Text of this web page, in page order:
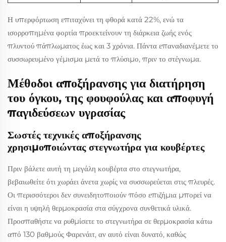
Η υπερφόρτωση επιταχύνει τη φθορά κατά 22%, ενώ τα
ισορροπημένα φορτία προεκτείνουν τη διάρκεια ζωής ενός
πλυντού πάπλωματος έως και 3 χρόνια. Πάντα επαναδιανέμετε το
συσσωρευμένο γέμισμα μετά το πλύσιμο, πριν το στέγνωμα.
Μέθοδοι αποξήρανσης για διατήρηση
του όγκου, της φουφούλας και αποφυγή
παγιδεύσεων υγρασίας
Σωστές τεχνικές αποξήρανσης
χρησιμοποιώντας στεγνωτήρα για κουβέρτες
Πριν βάλετε αυτή τη μεγάλη κουβέρτα στο στεγνωτήρα,
βεβαιωθείτε ότι χωράει άνετα χωρίς να συσσωρεύεται στις πλευρές.
Οι περισσότεροι δεν συνειδητοποιούν πόσο επιζήμια μπορεί να
είναι η υψηλή θερμοκρασία στα σύγχρονα συνθετικά υλικά.
Προσπαθήστε να ρυθμίσετε το στεγνωτήρα σε θερμοκρασία κάτω
από 130 βαθμούς Φαρενάιτ, αν αυτό είναι δυνατό, καθώς